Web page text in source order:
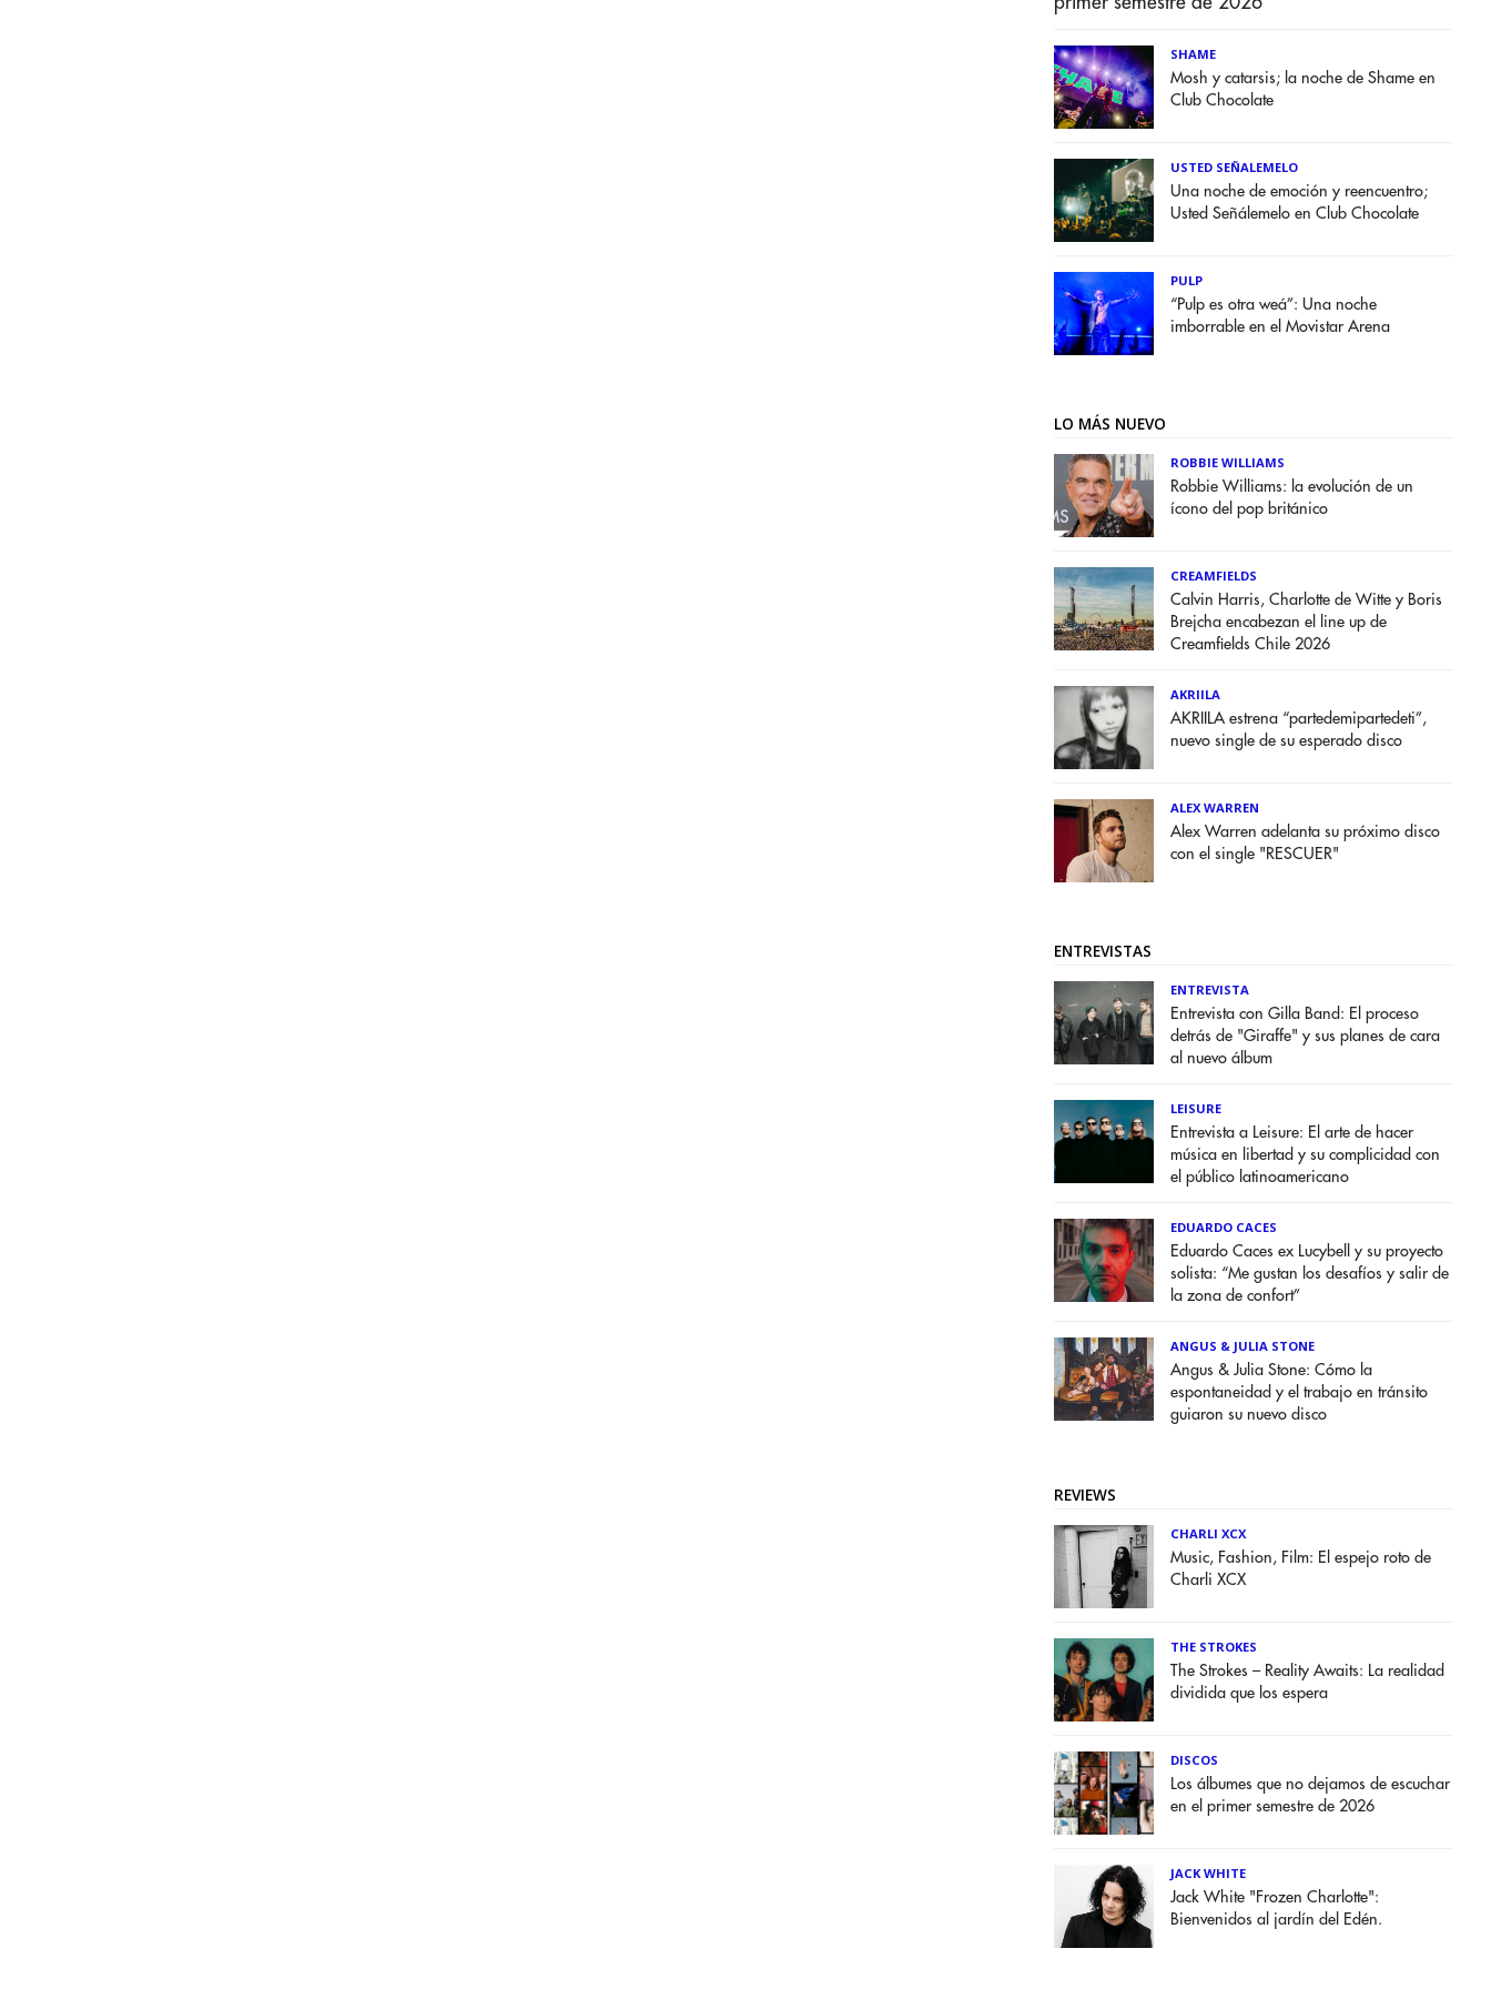
SHAME
Mosh y catarsis; la noche de Shame en
Club Chocolate
USTED SEÑALEMELO
Una noche de emoción y reencuentro;
Usted Señálemelo en Club Chocolate
PULP
“Pulp es otra weá”: Una noche
imborrable en el Movistar Arena
LO MÁS NUEVO
ROBBIE WILLIAMS
Robbie Williams: la evolución de un
ícono del pop británico
CREAMFIELDS
Calvin Harris, Charlotte de Witte y Boris
Brejcha encabezan el line up de
Creamfields Chile 2026
AKRIILA
AKRIILA estrena “partedemipartedeti”,
nuevo single de su esperado disco
ALEX WARREN
Alex Warren adelanta su próximo disco
con el single "RESCUER"
ENTREVISTAS
ENTREVISTA
Entrevista con Gilla Band: El proceso
detrás de "Giraffe" y sus planes de cara
al nuevo álbum
LEISURE
Entrevista a Leisure: El arte de hacer
música en libertad y su complicidad con
el público latinoamericano
EDUARDO CACES
Eduardo Caces ex Lucybell y su proyecto
solista: “Me gustan los desafíos y salir de
la zona de confort”
ANGUS & JULIA STONE
Angus & Julia Stone: Cómo la
espontaneidad y el trabajo en tránsito
guiaron su nuevo disco
REVIEWS
CHARLI XCX
Music, Fashion, Film: El espejo roto de
Charli XCX
THE STROKES
The Strokes – Reality Awaits: La realidad
dividida que los espera
DISCOS
Los álbumes que no dejamos de escuchar
en el primer semestre de 2026
JACK WHITE
Jack White "Frozen Charlotte":
Bienvenidos al jardín del Edén.